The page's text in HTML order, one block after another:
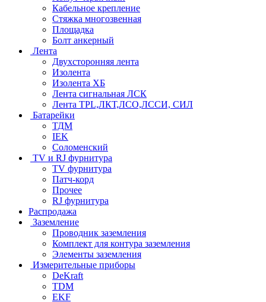
Кабельное крепление
Стяжка многозвенная
Площадка
Болт анкерный
Лента
Двухсторонняя лента
Изолента
Изолента ХБ
Лента сигнальная ЛСК
Лента TPL,ЛКТ,ЛСО,ЛССИ, СИЛ
Батарейки
ТДМ
IEK
Соломенский
TV и RJ фурнитура
TV фурнитура
Патч-корд
Прочее
RJ фурнитура
Распродажа
Заземление
Проводник заземления
Комплект для контура заземления
Элементы заземления
Измерительные приборы
DeKraft
TDM
EKF